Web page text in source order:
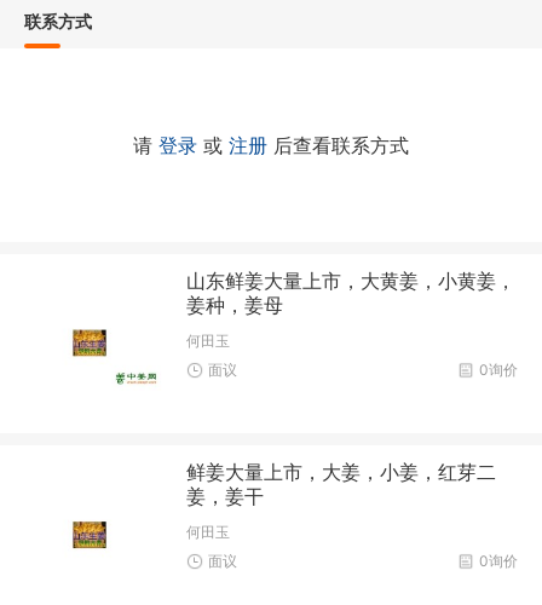
联系方式
请 登录 或 注册 后查看联系方式
山东鲜姜大量上市，大黄姜，小黄姜，
姜种，姜母
何田玉
0询价
面议
鲜姜大量上市，大姜，小姜，红芽二
姜，姜干
何田玉
0询价
面议